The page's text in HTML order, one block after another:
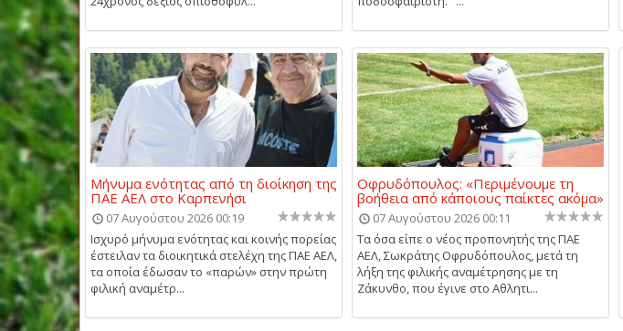
Μήνυμα ενότητας από τη διοίκηση της
ΠΑΕ ΑΕΛ στο Καρπενήσι
07 Αυγούστου 2026 00:19
Ισχυρό μήνυμα ενότητας και κοινής πορείας
έστειλαν τα διοικητικά στελέχη της ΠΑΕ ΑΕΛ,
τα οποία έδωσαν το «παρών» στην πρώτη
φιλική αναμέτρ...
Οφρυδόπουλος: «Περιμένουμε τη
βοήθεια από κάποιους παίκτες ακόμα»
07 Αυγούστου 2026 00:11
Τα όσα είπε ο νέος προπονητής της ΠΑΕ
ΑΕΛ, Σωκράτης Οφρυδόπουλος, μετά τη
λήξη της φιλικής αναμέτρησης με τη
Ζάκυνθο, που έγινε στο Αθλητι...